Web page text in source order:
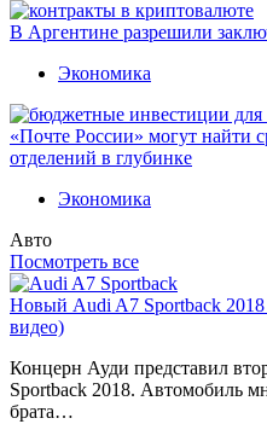
В Аргентине разрешили
Экономика
«Почте России» могут найти
отделений в глубинке
Экономика
Авто
Посмотреть все
Новый Audi A7 Sportback
видео)
Концерн Ауди представил
Sportback 2018. Автомобиль
брата…